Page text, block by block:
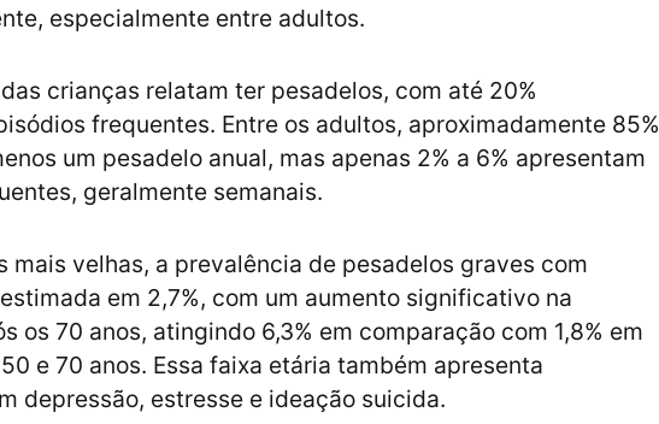
especialmente entre adultos.
crianças relatam ter pesadelos, com até 20%
frequentes. Entre os adultos, aproximadamente 85%
um pesadelo anual, mas apenas 2% a 6% apresentam
geralmente semanais.
mais velhas, a prevalência de pesadelos graves com
em 2,7%, com um aumento significativo na
os 70 anos, atingindo 6,3% em comparação com 1,8% em
e 70 anos. Essa faixa etária também apresenta
depressão, estresse e ideação suicida.